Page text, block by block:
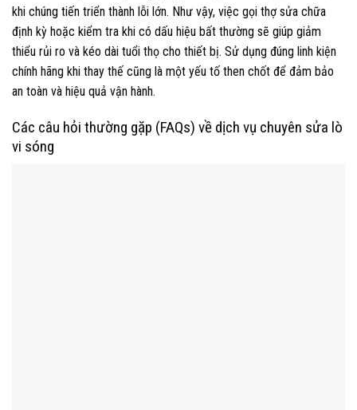
khi chúng tiến triển thành lỗi lớn. Như vậy, việc gọi thợ sửa chữa
định kỳ hoặc kiểm tra khi có dấu hiệu bất thường sẽ giúp giảm
thiểu rủi ro và kéo dài tuổi thọ cho thiết bị. Sử dụng đúng linh kiện
chính hãng khi thay thế cũng là một yếu tố then chốt để đảm bảo
an toàn và hiệu quả vận hành.
Các câu hỏi thường gặp (FAQs) về dịch vụ chuyên sửa lò
vi sóng